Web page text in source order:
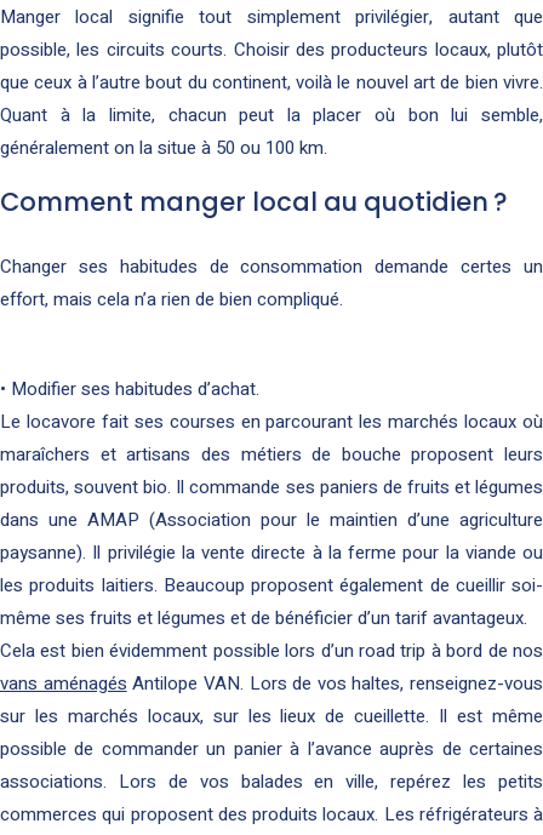
Manger local signifie tout simplement privilégier, autant que
possible, les circuits courts. Choisir des producteurs locaux, plutôt
que ceux à l’autre bout du continent, voilà le nouvel art de bien vivre.
Quant à la limite, chacun peut la placer où bon lui semble,
généralement on la situe à 50 ou 100 km.
Comment manger local au quotidien ?
Changer ses habitudes de consommation demande certes un
effort, mais cela n’a rien de bien compliqué.
• Modifier ses habitudes d’achat.
Le locavore fait ses courses en parcourant les marchés locaux où
maraîchers et artisans des métiers de bouche proposent leurs
produits, souvent bio. Il commande ses paniers de fruits et légumes
dans une AMAP (Association pour le maintien d’une agriculture
paysanne). Il privilégie la vente directe à la ferme pour la viande ou
les produits laitiers. Beaucoup proposent également de cueillir soi-
même ses fruits et légumes et de bénéficier d’un tarif avantageux.
Cela est bien évidemment possible lors d’un road trip à bord de nos
vans aménagés Antilope VAN. Lors de vos haltes, renseignez-vous
sur les marchés locaux, sur les lieux de cueillette. Il est même
possible de commander un panier à l’avance auprès de certaines
associations. Lors de vos balades en ville, repérez les petits
commerces qui proposent des produits locaux. Les réfrigérateurs à